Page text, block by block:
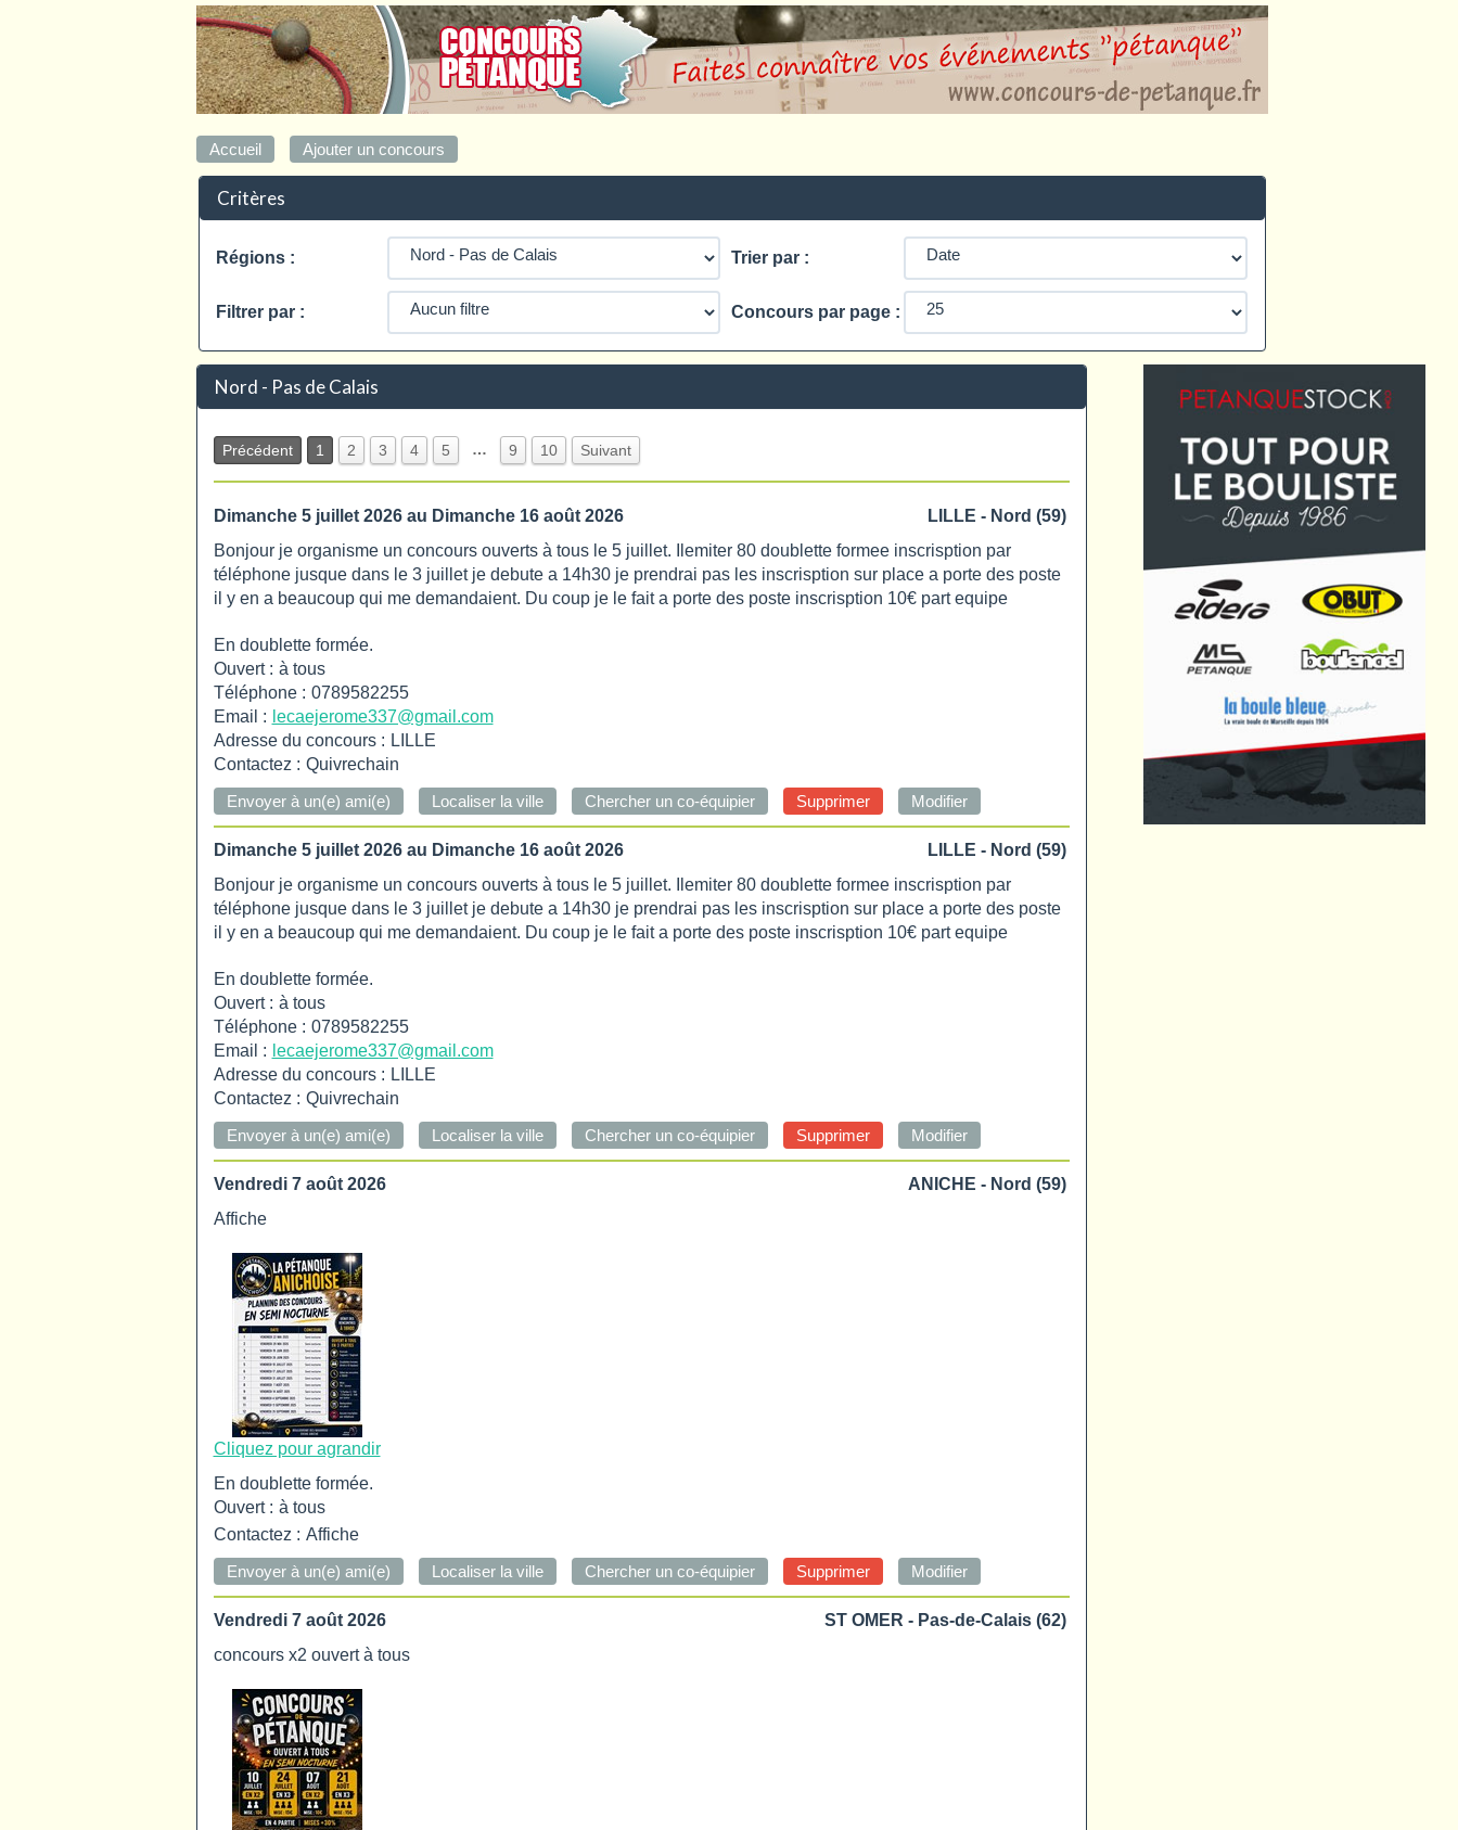
Critères
Régions : Trier par :
Filtrer par : Concours par page :
Nord - Pas de Calais
Précédent 1 2 3 4 5 … 9 10 Suivant
Dimanche 5 juillet 2026au Dimanche 16 août 2026
LILLE - Nord (59)
Bonjour je organisme un concours ouverts à tous le 5 juillet. Ilemiter 80 doublette formee inscrisption par
téléphone jusque dans le 3 juillet je debute a 14h30 je prendrai pas les inscrisption sur place a porte des poste
il y en a beaucoup qui me demandaient. Du coup je le fait a porte des poste inscrisption 10€ part equipe
En doublette formée.
Ouvert : à tous
Téléphone : 0789582255
Email : lecaejerome337@gmail.com
Adresse du concours : LILLE
Contactez : Quivrechain
Dimanche 5 juillet 2026au Dimanche 16 août 2026
LILLE - Nord (59)
Bonjour je organisme un concours ouverts à tous le 5 juillet. Ilemiter 80 doublette formee inscrisption par
téléphone jusque dans le 3 juillet je debute a 14h30 je prendrai pas les inscrisption sur place a porte des poste
il y en a beaucoup qui me demandaient. Du coup je le fait a porte des poste inscrisption 10€ part equipe
En doublette formée.
Ouvert : à tous
Téléphone : 0789582255
Email : lecaejerome337@gmail.com
Adresse du concours : LILLE
Contactez : Quivrechain
Vendredi 7 août 2026
ANICHE - Nord (59)
Affiche
Cliquez pour agrandir
En doublette formée.
Ouvert : à tous
Contactez : Affiche
Vendredi 7 août 2026
ST OMER - Pas-de-Calais (62)
concours x2 ouvert à tous